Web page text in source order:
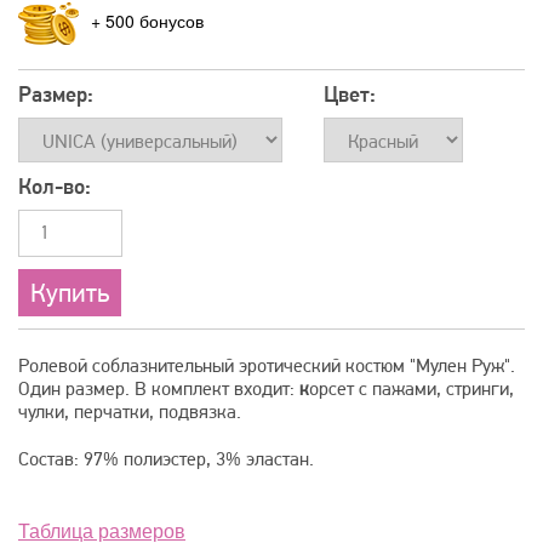
+ 500
Размер: Цвет:
Кол-во:
Ролевой соблазнительный эротический костюм "Мулен Руж".
Один размер. В комплект входит: корсет с пажами, стринги,
чулки, перчатки, подвязка.
Состав: 97% полиэстер, 3% эластан.
Таблица размеров